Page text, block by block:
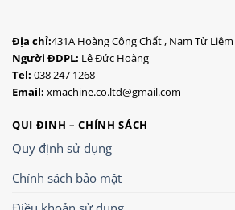
Địa chỉ:431A Hoàng Công Chất , Nam Từ
Người ĐDPL: Lê Đức Hoàng
Tel: 038 247 1268
Email: xmachine.co.ltd@gmail.com
QUI ĐINH – CHÍNH SÁCH
Quy định sử dụng
Chính sách bảo mật